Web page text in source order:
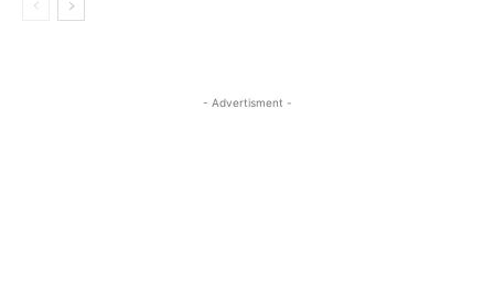
- Advertisment -